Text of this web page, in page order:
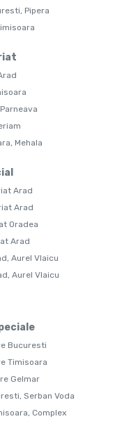
Pipera
Mehala
Arad
Arad
Oradea
Arad
Aurel Vlaicu
Aurel Vlaicu
Bucuresti
Timisoara
Gelmar
Serban Voda
Complex